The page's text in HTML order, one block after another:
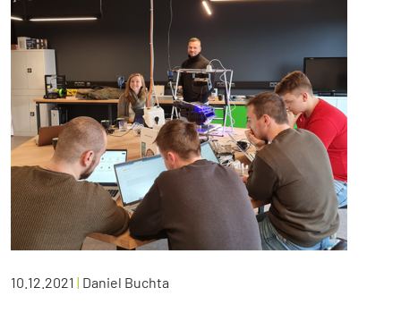
10.12.2021 | Daniel Buchta